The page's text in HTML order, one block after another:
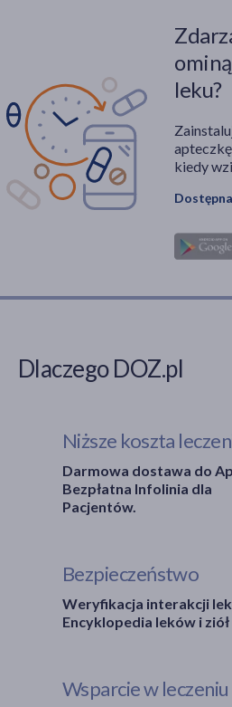
leku?
kiedy
Dlaczego DOZ.pl
Niższe koszta
Darmowa dostawa do
Bezpłatna Infolinia dla
Pacjentów.
Bezpieczeństwo
Weryfikacja interakcji
Encyklopedia leków i ziół
Wsparcie w leczeniu